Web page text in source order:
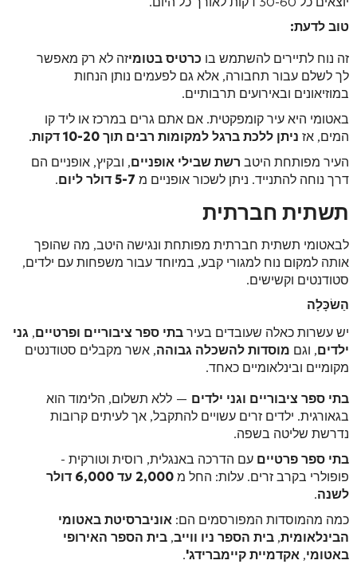
טוב לדעת:
זה נוח לתיירים להשתמש בו כרטיס בטומיזה לא רק מאפשר
לך לשלם עבור תחבורה, אלא גם לפעמים נותן הנחות
במוזיאונים ובאירועים תרבותיים.
באטומי היא עיר קומפקטית. אם אתם גרים במרכז או ליד קו
המים, אז ניתן ללכת ברגל למקומות רבים תוך 10-20 דקות
.
העיר מפותחת היטב רשת שבילי אופניים, ובקיץ, אופניים הם
דרך נוחה להתנייד. ניתן לשכור אופניים מ 5-7 דולר ליום .
תשתית חברתית
לבאטומי תשתית חברתית מפותחת ונגישה היטב, מה שהופך
אותה למקום נוח למגורי קבע, במיוחד עבור משפחות עם ילדים,
סטודנטים וקשישים.
הַשׂכָּלָה
יש עשרות כאלה שעובדים בעיר בתי ספר ציבוריים ופרטיים, גני
ילדים, וגם מוסדות להשכלה גבוהה, אשר מקבלים סטודנטים
מקומיים ובינלאומיים כאחד.
בתי ספר ציבוריים וגני ילדים — ללא תשלום, הלימוד הוא
בגאורגית. ילדים זרים עשויים להתקבל, אך לעיתים קרובות
נדרשת שליטה בשפה.
בתי ספר פרטיים עם הדרכה באנגלית, רוסית וטורקית -
פופולרי בקרב זרים. עלות: החל מ
2,000 עד 6,000 דולר
לשנה.
כמה מהמוסדות המפורסמים הם: אוניברסיטת באטומי
הבינלאומית, בית הספר ניו ווייב, בית הספר האירופי
באטומי, אקדמיית קיימברידג'.